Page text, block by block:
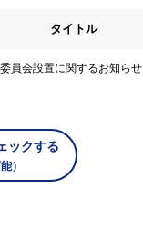
タイトル
員会設置に関するお知らせ
ックする
）